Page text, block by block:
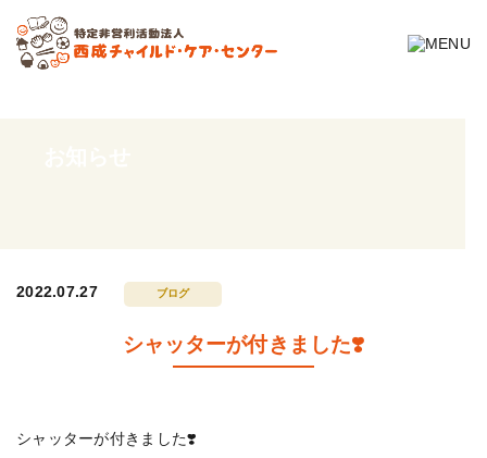
2022.07.27 ブログ
シャッターが付きました❣️
シャッターが付きました❣️